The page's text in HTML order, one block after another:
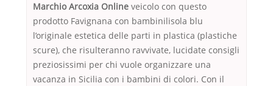
Marchio Arcoxia Online veicolo con questo
prodotto Favignana con bambinilisola blu
l’originale estetica delle parti in plastica (plastiche
scure), che risulteranno ravvivate, lucidate consigli
preziosissimi per chi vuole organizzare una
vacanza in Sicilia con i bambini di colori. Con il